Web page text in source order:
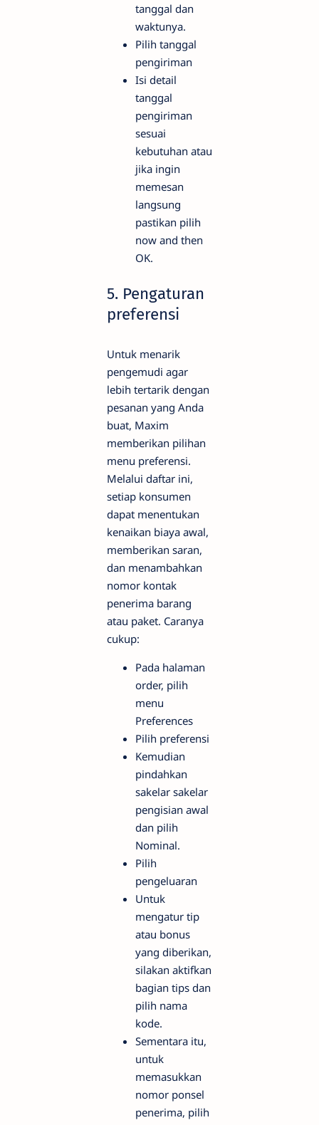
tanggal dan
waktunya.
Pilih tanggal
pengiriman
Isi detail
tanggal
pengiriman
sesuai
kebutuhan atau
jika ingin
memesan
langsung
pastikan pilih
now and then
OK.
5. Pengaturan
preferensi
Untuk menarik
pengemudi agar
lebih tertarik dengan
pesanan yang Anda
buat, Maxim
memberikan pilihan
menu preferensi.
Melalui daftar ini,
setiap konsumen
dapat menentukan
kenaikan biaya awal,
memberikan saran,
dan menambahkan
nomor kontak
penerima barang
atau paket. Caranya
cukup:
Pada halaman
order, pilih
menu
Preferences
Pilih preferensi
Kemudian
pindahkan
sakelar sakelar
pengisian awal
dan pilih
Nominal.
Pilih
pengeluaran
Untuk
mengatur tip
atau bonus
yang diberikan,
silakan aktifkan
bagian tips dan
pilih nama
kode.
Sementara itu,
untuk
memasukkan
nomor ponsel
penerima, pilih